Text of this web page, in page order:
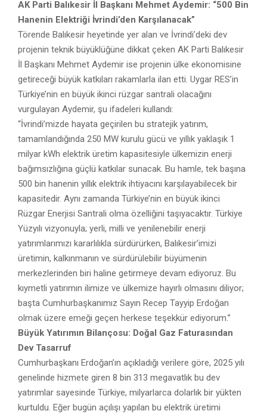
AK Parti Balıkesir İl Başkanı Mehmet Aydemir: “500 Bin
Hanenin Elektriği İvrindi’den Karşılanacak”
Törende Balıkesir heyetinde yer alan ve İvrindi’deki dev
projenin teknik büyüklüğüne dikkat çeken AK Parti Balıkesir
İl Başkanı Mehmet Aydemir ise projenin ülke ekonomisine
getireceği büyük katkıları rakamlarla ilan etti. Uygar RES’in
Türkiye’nin en büyük ikinci rüzgar santrali olacağını
vurgulayan Aydemir, şu ifadeleri kullandı:
“İvrindi’mizde hayata geçirilen bu stratejik yatırım,
tamamlandığında 250 MW kurulu gücü ve yıllık yaklaşık 1
milyar kWh elektrik üretim kapasitesiyle ülkemizin enerji
bağımsızlığına güçlü katkılar sunacak. Bu hamle, tek başına
500 bin hanenin yıllık elektrik ihtiyacını karşılayabilecek bir
kapasitedir. Aynı zamanda Türkiye’nin en büyük ikinci
Rüzgar Enerjisi Santrali olma özelliğini taşıyacaktır. Türkiye
Yüzyılı vizyonuyla; yerli, milli ve yenilenebilir enerji
yatırımlarımızı kararlılıkla sürdürürken, Balıkesir’imizi
üretimin, kalkınmanın ve sürdürülebilir büyümenin
merkezlerinden biri haline getirmeye devam ediyoruz. Bu
kıymetli yatırımın ilimize ve ülkemize hayırlı olmasını diliyor;
başta Cumhurbaşkanımız Sayın Recep Tayyip Erdoğan
olmak üzere emeği geçen herkese teşekkür ediyorum.”
Büyük Yatırımın Bilançosu: Doğal Gaz Faturasından
Dev Tasarruf
Cumhurbaşkanı Erdoğan’ın açıkladığı verilere göre, 2025 yılı
genelinde hizmete giren 8 bin 313 megavatlık bu dev
yatırımlar sayesinde Türkiye, milyarlarca dolarlık bir yükten
kurtuldu. Eğer bugün açılışı yapılan bu elektrik üretimi